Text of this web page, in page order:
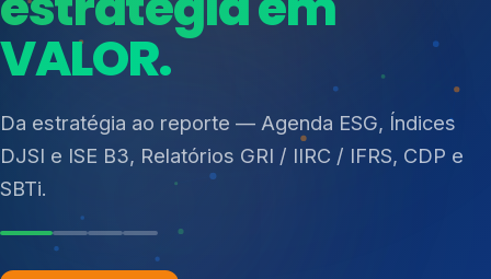
Consultoria, auditoria e treinamentos em ISO 27001,
ISO 27701, ISO 42001, ISO 37001, ISO 9001, ISO
14001, ISO 45001, ONA e PNQ — Gestão de
resíduos sólidos (PGRS/PMGRS).
Mudanças Climáticas
Reputação e Cadeia
Reporte Regulatório